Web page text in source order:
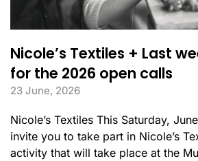
Nicole’s Textiles + Last
for the 2026 open calls
23 June, 2026
Nicole’s Textiles This Saturday,
invite you to take part in Nicole’s
activity that will take place at the